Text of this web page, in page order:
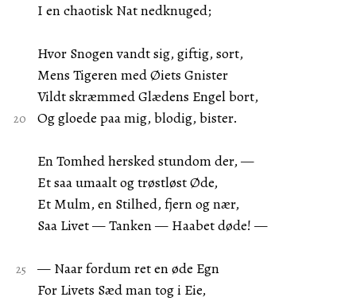
I en chaotisk Nat nedknuged;
Hvor Snogen vandt sig, giftig, sort,
Mens Tigeren med Øiets Gnister
Vildt skræmmed Glædens Engel bort,
Og gloede paa mig, blodig, bister.
En Tomhed hersked stundom der, —
Et saa umaalt og trøstløst Øde,
Et Mulm, en Stilhed, fjern og nær,
Saa Livet — Tanken — Haabet døde! —
— Naar fordum ret en øde Egn
For Livets Sæd man tog i Eie,